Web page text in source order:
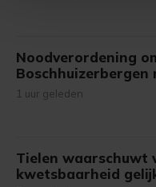
Met cookies werkt
onze cookiepagina kun
gemaakte keuze altijd
Noodverordening
Boschhuizerbergen
1 uur geleden
Tielen waarschuwt
kwetsbaarheid